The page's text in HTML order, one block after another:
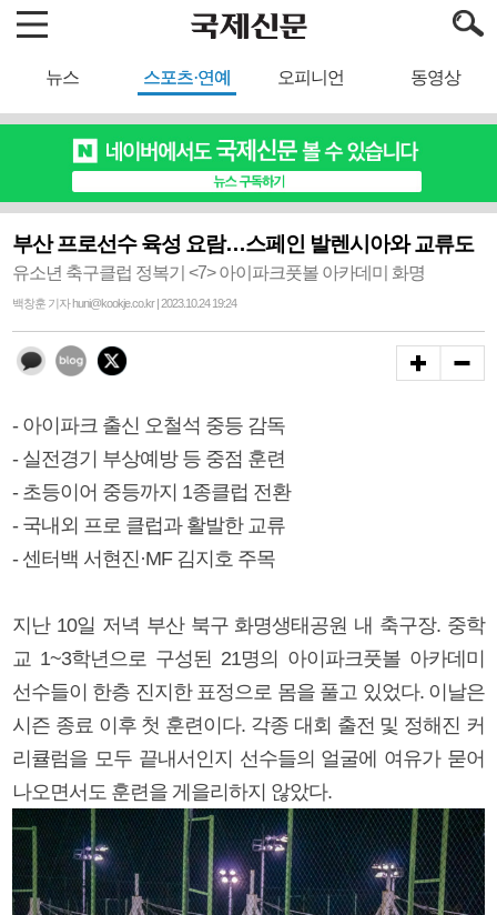
뉴스 스포츠·연예 오피니언 동영상
부산 프로선수 육성 요람…스페인 발렌시아와 교류도
유소년 축구클럽 정복기 <7> 아이파크풋볼 아카데미 화명
백창훈 기자 huni@kookje.co.kr | 2023.10.24 19:24
- 아이파크 출신 오철석 중등 감독
- 실전경기 부상예방 등 중점 훈련
- 초등이어 중등까지 1종클럽 전환
- 국내외 프로 클럽과 활발한 교류
- 센터백 서현진·MF 김지호 주목
지난 10일 저녁 부산 북구 화명생태공원 내 축구장. 중학
교 1~3학년으로 구성된 21명의 아이파크풋볼 아카데미
선수들이 한층 진지한 표정으로 몸을 풀고 있었다. 이날은
시즌 종료 이후 첫 훈련이다. 각종 대회 출전 및 정해진 커
리큘럼을 모두 끝내서인지 선수들의 얼굴에 여유가 묻어
나오면서도 훈련을 게을리하지 않았다.